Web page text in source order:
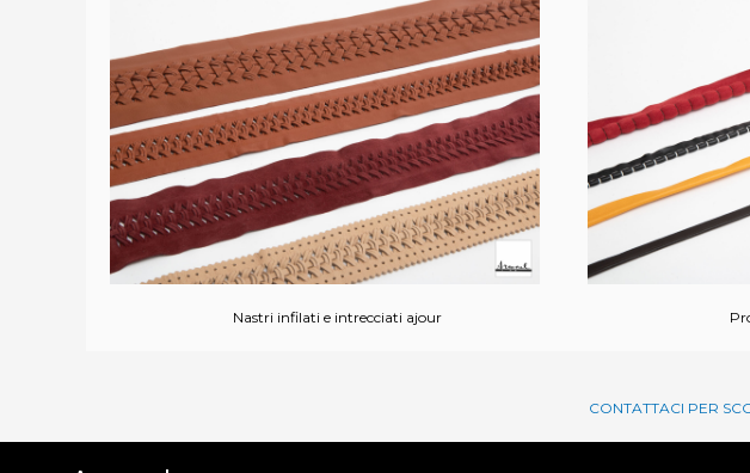
Nastri infilati e intrecciati ajour
CONTATTACI PER